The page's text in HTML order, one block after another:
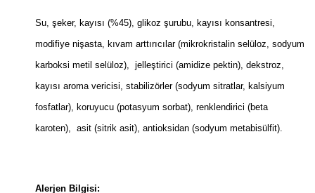
Su, şeker, kayısı (%45), glikoz şurubu, kayısı konsantresi,
modifiye nişasta, kıvam arttırıcılar (mikrokristalin selüloz, sodyum
karboksi metil selüloz), jelleştirici (amidize pektin), dekstroz,
kayısı aroma vericisi, stabilizörler (sodyum sitratlar, kalsiyum
fosfatlar), koruyucu (potasyum sorbat), renklendirici (beta
karoten), asit (sitrik asit), antioksidan (sodyum metabisülfit).
Alerjen Bilgisi: